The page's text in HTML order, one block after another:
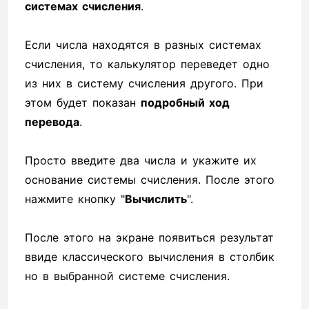
системах счисления.
Если числа находятся в разных системах
счисления, то калькулятор переведет одно
из них в систему счисления другого. При
этом будет показан подробный ход
перевода.
Просто введите два числа и укажите их
основание системы счисления. После этого
нажмите кнопку "Вычислить".
После этого на экране появиться результат
ввиде классического вычисления в столбик
но в выбранной системе счисления.